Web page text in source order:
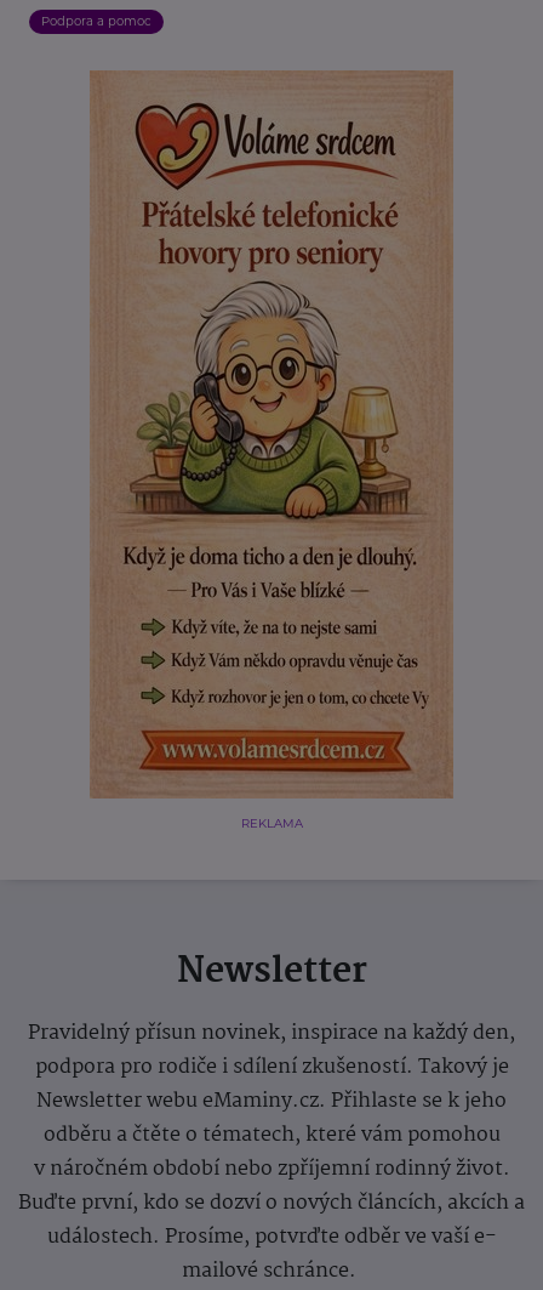
Podpora a pomoc
REKLAMA
Newsletter
Pravidelný přísun novinek, inspirace na každý den,
podpora pro rodiče i sdílení zkušeností. Takový je
Newsletter webu eMaminy.cz. Přihlaste se k jeho
odběru a čtěte o tématech, které vám pomohou
v náročném období nebo zpříjemní rodinný život.
Buďte první, kdo se dozví o nových článcích, akcích a
událostech. Prosíme, potvrďte odběr ve vaší e-
mailové schránce.